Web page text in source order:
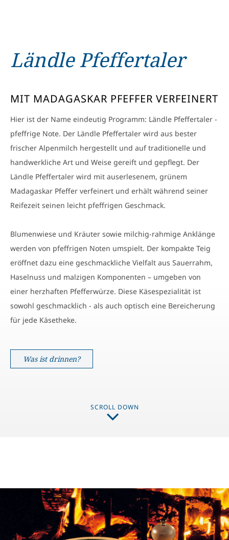
Ländle Pfeffertaler
MIT MADAGASKAR PFEFFER VERFEINERT
Hier ist der Name eindeutig Programm: Ländle Pfeffertaler -
pfeffrige Note. Der Ländle Pfeffertaler wird aus bester
frischer Alpenmilch hergestellt und auf traditionelle und
handwerkliche Art und Weise gereift und gepflegt. Der
Ländle Pfeffertaler wird mit auserlesenem, grünem
Madagaskar Pfeffer verfeinert und erhält während seiner
Reifezeit seinen leicht pfeffrigen Geschmack.
Blumenwiese und Kräuter sowie milchig-rahmige Anklänge
werden von pfeffrigen Noten umspielt. Der kompakte Teig
eröffnet dazu eine geschmackliche Vielfalt aus Sauerrahm,
Haselnuss und malzigen Komponenten – umgeben von
einer herzhaften Pfefferwürze. Diese Käsespezialität ist
sowohl geschmacklich - als auch optisch eine Bereicherung
für jede Käsetheke.
Was ist drinnen?
SCROLL DOWN